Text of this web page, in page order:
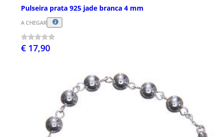
Pulseira prata 925 jade branca 4 mm
A CHEGAR
€ 17,90